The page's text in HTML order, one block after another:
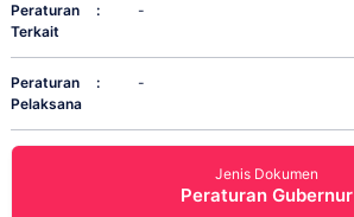
Peraturan
Terkait
: -
Peraturan
Pelaksana
: -
Jenis Dokumen
Peraturan Gubernur